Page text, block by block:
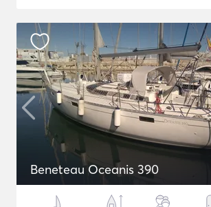
Beneteau Oceanis 390